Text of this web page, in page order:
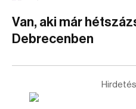
Van, aki már
Debrecenben
Hirdetés